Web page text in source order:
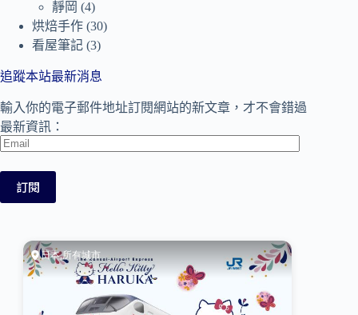
靜岡 (4)
烘焙手作 (30)
看屋筆記 (3)
追蹤本站最新消息
輸入你的電子郵件地址訂閱網站的新文章，才不會錯過
最新資訊：
Email
訂閱